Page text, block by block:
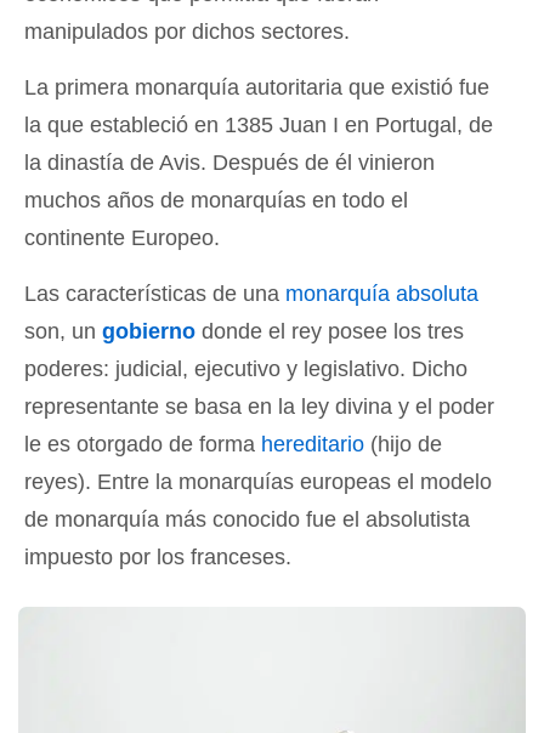
manipulados por dichos sectores.
La primera monarquía autoritaria que existió fue
la que estableció en 1385 Juan I en Portugal, de
la dinastía de Avis. Después de él vinieron
muchos años de monarquías en todo el
continente Europeo.
Las características de una monarquía absoluta
son, un gobierno donde el rey posee los tres
poderes: judicial, ejecutivo y legislativo. Dicho
representante se basa en la ley divina y el poder
le es otorgado de forma hereditario (hijo de
reyes). Entre la monarquías europeas el modelo
de monarquía más conocido fue el absolutista
impuesto por los franceses.